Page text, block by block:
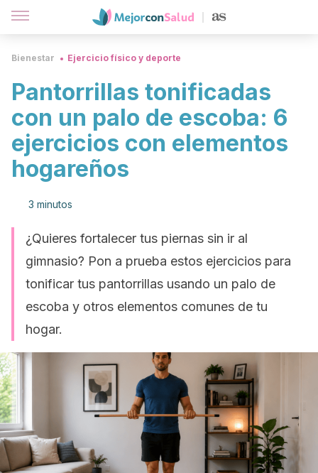
Bienestar Ejercicio físico y deporte
Pantorrillas tonificadas
con un palo de escoba: 6
ejercicios con elementos
hogareños
3 minutos
¿Quieres fortalecer tus piernas sin ir al
gimnasio? Pon a prueba estos ejercicios para
tonificar tus pantorrillas usando un palo de
escoba y otros elementos comunes de tu
hogar.